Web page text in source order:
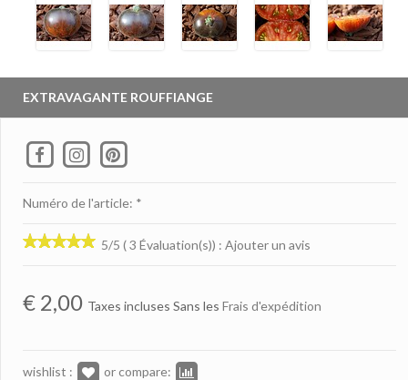
EXTRAVAGANTE ROUFFIANGE
Numéro de l'article: *
5/5 ( 3 Évaluation(s)) : Ajouter un avis
€ 2,00 Taxes incluses Sans les Frais d'expédition
wishlist : or compare: